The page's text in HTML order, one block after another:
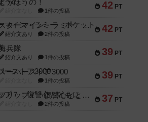
42 PT
うほうの！
1件の投稿
42 PT
スターマイン・ラミー ポケット
紹介文あり 2件の投稿
39 PT
兵隊
紹介文あり 1件の投稿
39 PT
ーパーストア3000
1件の投稿
37 PT
フリップ７：復讐心とともに
2件の投稿